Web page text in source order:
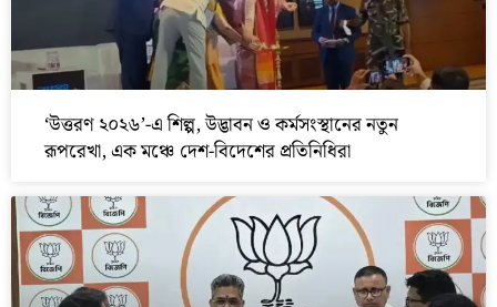
‘উত্তরণ ২০২৬’-এ শিল্প, উদ্ভাবন ও কর্মসংস্থানের নতুন
রূপরেখা, এক মঞ্চে দেশ-বিদেশের প্রতিনিধিরা